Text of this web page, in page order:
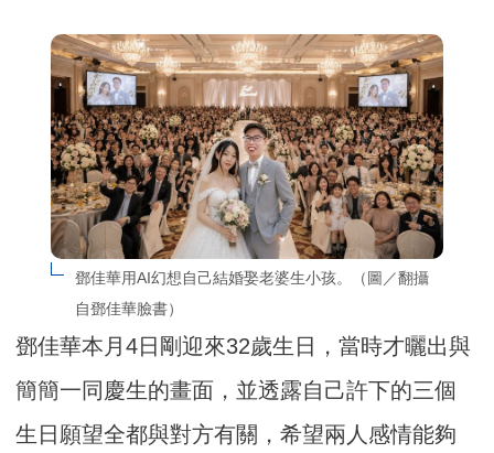
鄧佳華用AI幻想自己結婚娶老婆生小孩。（圖／翻攝
自鄧佳華臉書）
鄧佳華本月4日剛迎來32歲生日，當時才曬出與
簡簡一同慶生的畫面，並透露自己許下的三個
生日願望全都與對方有關，希望兩人感情能夠